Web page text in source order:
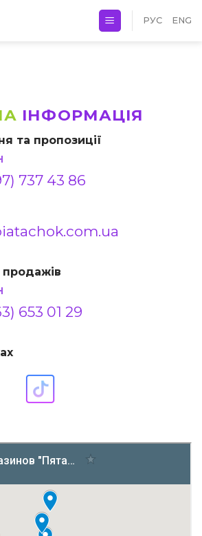
РУС ENG
ІНФОРМАЦІЯ
та пропозиції
737 43 86
продажів
653 01 29